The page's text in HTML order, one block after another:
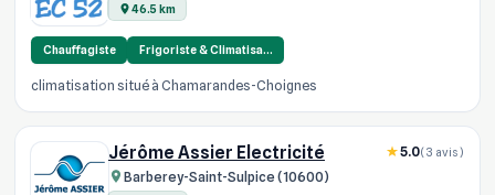
46.5 km
Chauffagiste Frigoriste & Climatisa…
climatisation situé à Chamarandes-Choignes
Jérôme Assier Electricité
Barberey-Saint-Sulpice (10600)
5.0(3 avis)